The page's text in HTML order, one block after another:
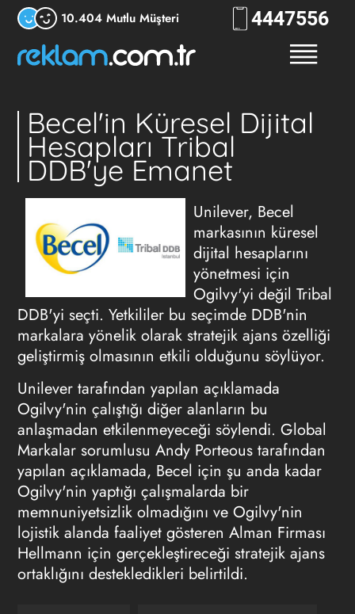
10.404 Mutlu Müşteri 444RKLM
Becel'in Küresel Dijital
Hesapları Tribal
DDB'ye Emanet
Unilever, Becel
markasının küresel
dijital hesaplarını
yönetmesi için
Ogilvy'yi değil Tribal
DDB'yi seçti. Yetkililer bu seçimde DDB'nin
markalara yönelik olarak stratejik ajans özelliği
geliştirmiş olmasının etkili olduğunu söylüyor.
Unilever tarafından yapılan açıklamada
Ogilvy'nin çalıştığı diğer alanların bu
anlaşmadan etkilenmeyeceği söylendi. Global
Markalar sorumlusu Andy Porteous tarafından
yapılan açıklamada, Becel için şu anda kadar
Ogilvy'nin yaptığı çalışmalarda bir
memnuniyetsizlik olmadığını ve Ogilvy'nin
lojistik alanda faaliyet gösteren Alman Firması
Hellmann için gerçekleştireceği stratejik ajans
ortaklığını destekledikleri belirtildi.